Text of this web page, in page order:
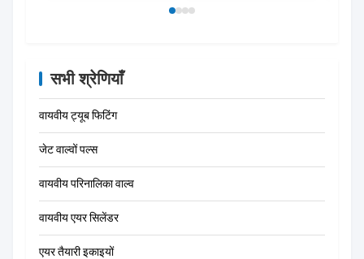
सभी श्रेणियाँ
वायवीय ट्यूब फिटिंग
जेट वाल्वों पल्स
वायवीय परिनालिका वाल्व
वायवीय एयर सिलेंडर
एयर तैयारी इकाइयों